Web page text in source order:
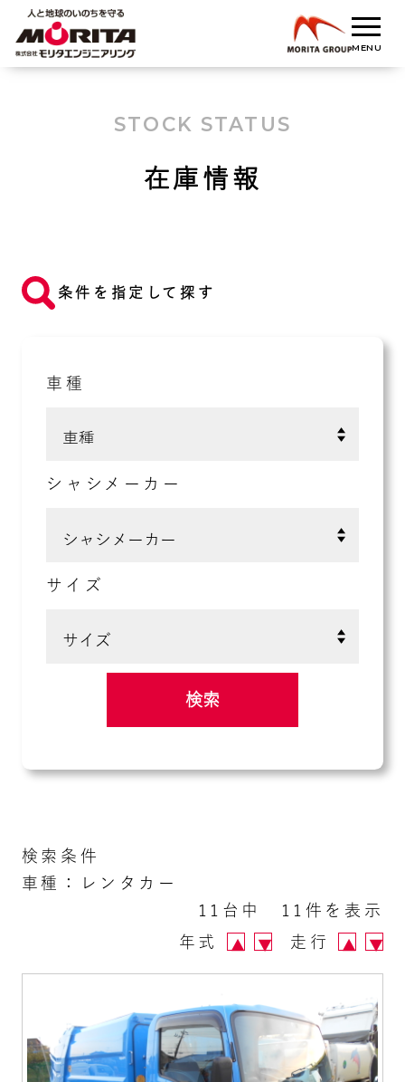
STOCK STATUS
在庫情報
条件を指定して探す
車種
シャシメーカー
サイズ
検索
検索条件
車種：レンタカー
11台中 11件を表示
年式
▲ ▼ 走行 ▲ ▼